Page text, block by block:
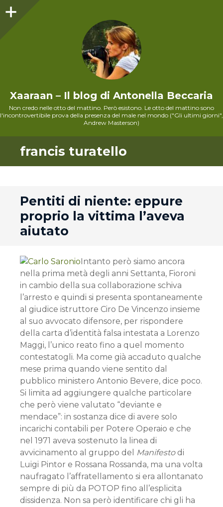
Xaaraan – Il blog di Antonella Beccaria
Non credo nelle otto del mattino. Però esistono. Le otto del mattino sono
l'incontrovertibile prova della presenza del male nel mondo ("Gli ultimi giorni",
Andrew Masterson)
francis turatello
Pentiti di niente: eppure
proprio la vittima l’aveva
aiutato
Intanto però siamo ancora
nella prima metà degli anni Settanta, Fioroni
in cambio della sua collaborazione schiva
l’arresto e quindi si presenta spontaneamente
al giudice istruttore Ciro De Vincenzo insieme
al suo avvocato difensore, per rispondere
della carta d’identità falsa intestata a Lorenzo
Maggi, l’unico reato fino a quel momento
contestatogli. Ma come già accaduto qualche
mese prima quando viene sentito dal
pubblico ministero Antonio Bevere, dice poco.
Si limita ad aggiungere qualche particolare
che però viene valutato “deviante e
mendace”: in sostanza dice di avere solo
incarichi contabili per Potere Operaio e che
nel 1971 aveva sostenuto la linea di
avvicinamento al gruppo del
Manifestodi
Luigi Pintor e Rossana Rossanda, ma una volta
naufragato l’affratellamento si era allontanato
sempre di più da POTOP fino all’esplicita
dissidenza. Non sa però identificare chi gli ha